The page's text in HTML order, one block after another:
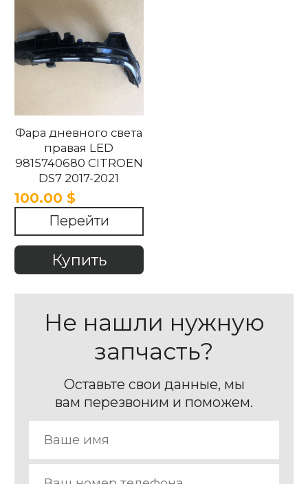
Фара дневного света
правая LED
9815740680 CITROEN
DS7 2017-2021
100.00 $
Перейти
Купить
Не нашли нужную
запчасть?
Оставьте свои данные, мы
вам перезвоним и поможем.